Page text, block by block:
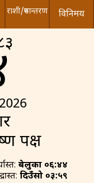
राशी/रुपान्तरण विनिमय
पक्ष
बेलुका ०६:४४
दिउँसो ०३:५९